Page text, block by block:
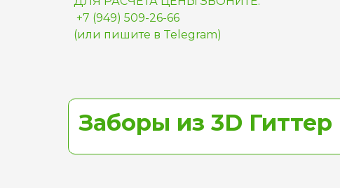
+7 (949) 509-26-66
(или пишите в Telegram)
Заборы из 3D Гиттер